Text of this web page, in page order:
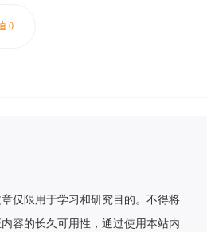
仅限用于学习和研究目的。不得将
容的长久可用性，通过使用本站内